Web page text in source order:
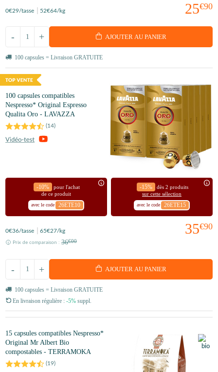
25€90
0€29/tasse 52€64/kg
+
- AJOUTER AU PANIER
100 capsules = Livraison GRATUITE
100 capsules compatibles
Nespresso* Original Espresso
Qualita Oro - LAVAZZA
(14)
-10%
pour l'achat
de ce produit
avec le code 26ETE10
-15%
dès 2 produits
sur cette sélection
avec le code 26ETE15
35€90
0€36/tasse 65€27/kg
Prix de comparaison : 36€00
+
- AJOUTER AU PANIER
100 capsules = Livraison GRATUITE
En livraison régulière : -5% suppl.
15 capsules compatibles Nespresso*
Original Mr Albert Bio
compostables - TERRAMOKA
(19)